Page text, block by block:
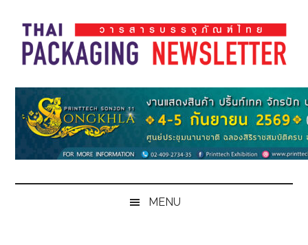
main
content
secondary
menu
primary
sidebar
footer
Thai
Pack
Magazine
Pack
Magazine
MENU